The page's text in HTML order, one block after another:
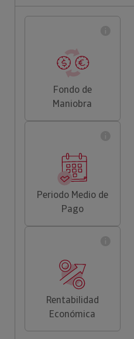
Fondo de
Maniobra
Periodo Medio de
Pago
Rentabilidad
Económica